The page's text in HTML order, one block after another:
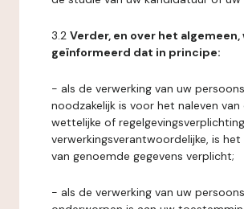
3.2 Verder, en over het algemeen,
geïnformeerd dat in principe:
- als de verwerking van uw
noodzakelijk is voor het naleven van
wettelijke of
verwerkingsverantwoordelijke, is het
van genoemde gegevens verplicht;
- als de verwerking van uw